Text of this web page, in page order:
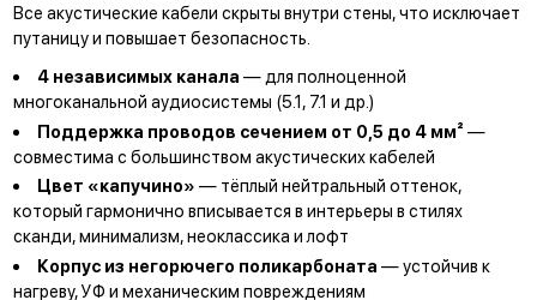
Все акустические кабели скрыты внутри стены, что исключает
путаницу и повышает безопасность.
4 независимых канала — для полноценной
многоканальной аудиосистемы (5.1, 7.1 и др.)
Поддержка проводов сечением от 0,5 до 4 мм² —
совместима с большинством акустических кабелей
Цвет «капучино» — тёплый нейтральный оттенок,
который гармонично вписывается в интерьеры в стилях
сканди, минимализм, неоклассика и лофт
Корпус из негорючего поликарбоната — устойчив к
нагреву, УФ и механическим повреждениям